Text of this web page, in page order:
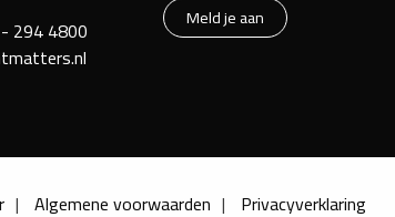
294 4800
Meld je aan
Algemene voorwaarden Privacyverklaring